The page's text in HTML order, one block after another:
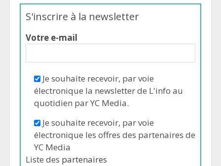
S'inscrire à la newsletter
Votre e-mail
Je souhaite recevoir, par voie
électronique la newsletter de L'info au
quotidien par YC Media.
Je souhaite recevoir, par voie
électronique les offres des partenaires de
YC Media
Liste des partenaires